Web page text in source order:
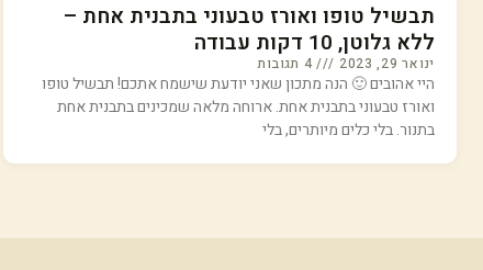
תבשיל טופו ואורז טבעוני בתבנית אחת –
ללא גלוטן, 10 דקות עבודה
ינואר 29, 2023
היי אהובים 🙂 הנה מתכון שאני יודעת שישמח אתכם! תבשיל טופו
ואורז טבעוני בתבנית אחת. ארוחה מלאה שמכינים בתבנית אחת
בתנור. בלי כלים מיותרים, בלי